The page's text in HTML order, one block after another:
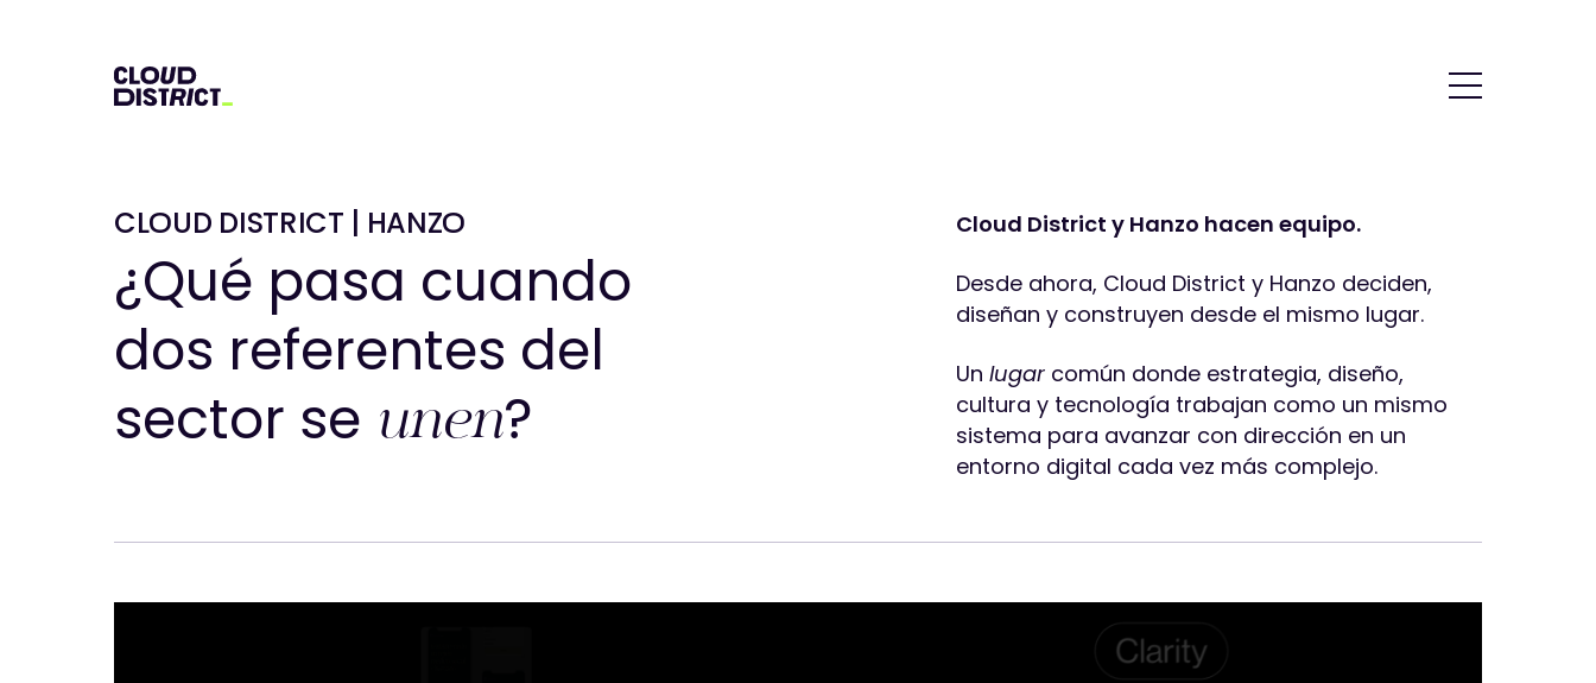
CLOUD DISTRICT | HANZO
¿Qué pasa cuando
dos referentes del
sector se unen?
Cloud District y Hanzo hacen equipo.
Desde ahora, Cloud District y Hanzo deciden,
diseñan y construyen desde el mismo lugar.
Unlugar común donde estrategia, diseño,
cultura y tecnología trabajan como un mismo
sistema para avanzar con dirección en un
entorno digital cada vez más complejo.